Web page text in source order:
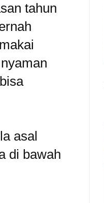
tahun
asal
di bawah